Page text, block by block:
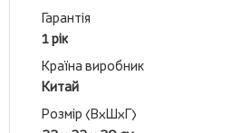
Гарантія
1 рік
Країна виробник
Китай
Розмір (ВхШхГ)